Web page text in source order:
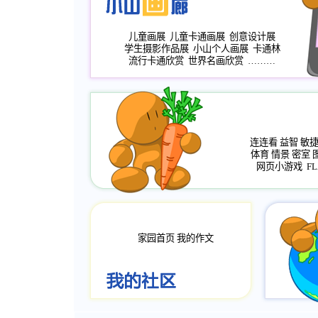
儿童画展 儿童卡通画展 创意设计展
学生摄影作品展 小山个人画展 卡通林
流行卡通欣赏 世界名画欣赏 ………
连连看 益智 敏捷
体育 情景 密室
网页小游戏
家园首页 我的作文